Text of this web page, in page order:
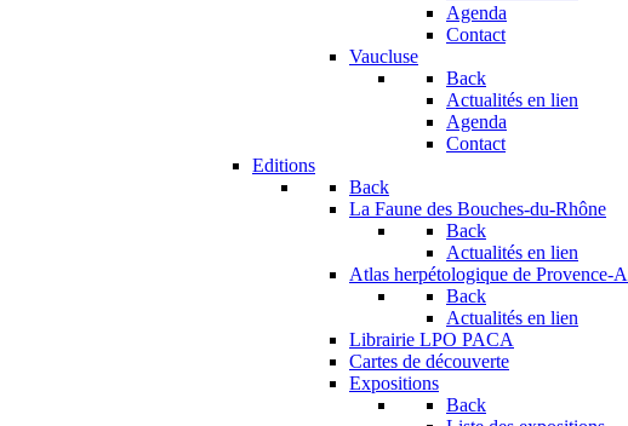
Agenda
Contact
Vaucluse
Back
Actualités en lien
Agenda
Contact
Editions
Back
La Faune des Bouches-du-Rhône
Back
Actualités en lien
Atlas herpétologique de Provence-
Back
Actualités en lien
Librairie LPO PACA
Cartes de découverte
Expositions
Back